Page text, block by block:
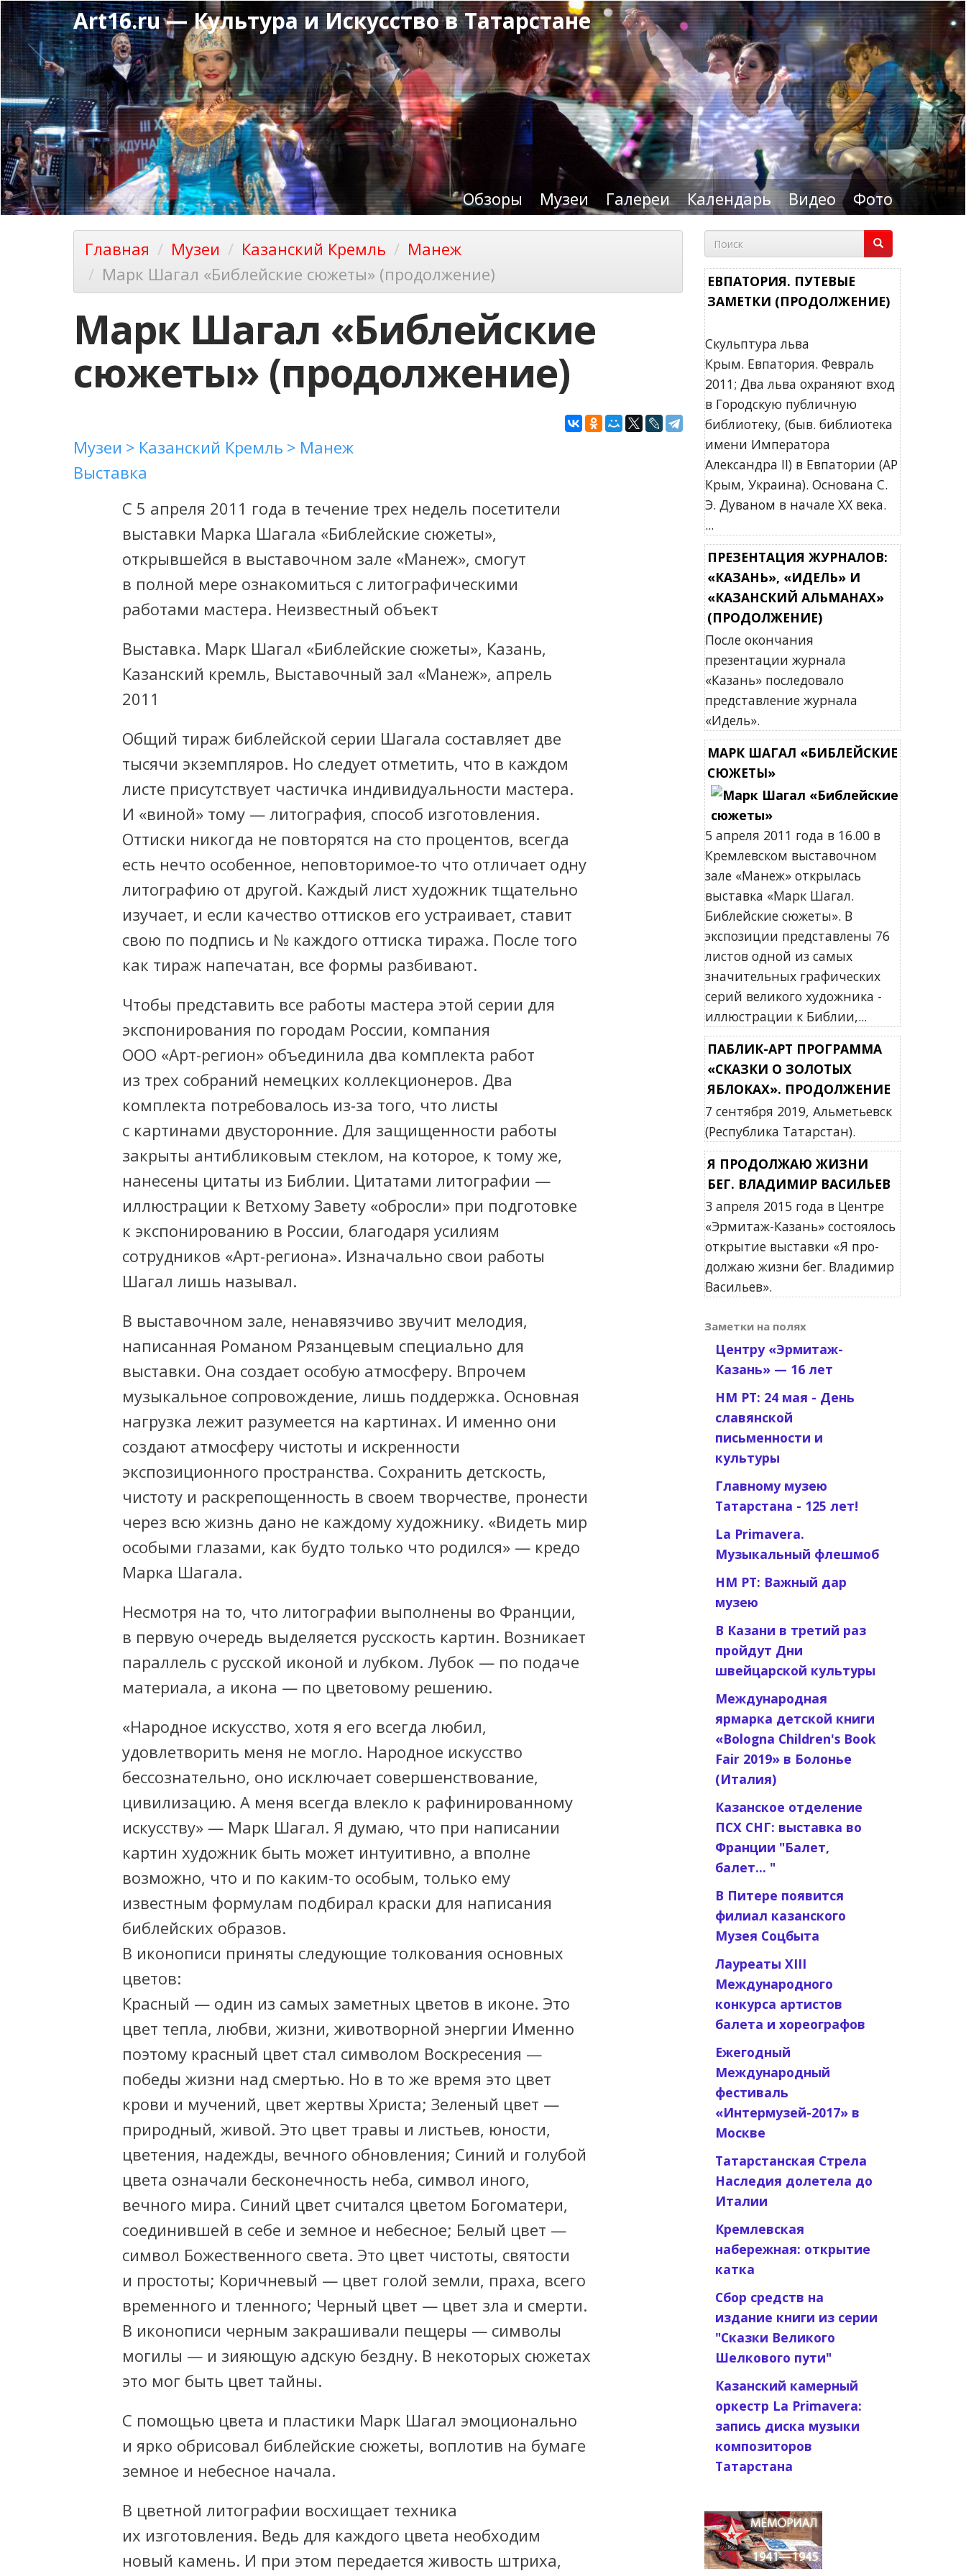
Перейти
к
основному
содержанию
Art16.ru — Культура и Искусство в Татарстане
Обзоры Музеи Галереи Календарь Видео Фото
Главная Музеи Казанский Кремль
Манеж
Марк Шагал «Библейские сюжеты» (продолжение)
Марк Шагал «Библейские
сюжеты» (продолжение)
Музеи Казанский Кремль
Манеж
Выставка
С 5 апреля 2011 года в течение трех недель посетители
выставки Марка Шагала «Библейские сюжеты»,
открывшейся в выставочном зале «Манеж», смогут
в полной мере ознакомиться с литографическими
работами мастера. Неизвестный объект
Выставка. Марк Шагал «Библейские сюжеты», Казань,
Казанский кремль, Выставочный зал «Манеж», апрель
2011
Общий тираж библейской серии Шагала составляет две
тысячи экземпляров. Но следует отметить, что в каждом
листе присутствует частичка индивидуальности мастера.
И «виной» тому — литография, способ изготовления.
Оттиски никогда не повторятся на сто процентов, всегда
есть нечто особенное, неповторимое-то что отличает одну
литографию от другой. Каждый лист художник тщательно
изучает, и если качество оттисков его устраивает, ставит
свою по подпись и № каждого оттиска тиража. После того
как тираж напечатан, все формы разбивают.
Чтобы представить все работы мастера этой серии для
экспонирования по городам России, компания
ООО «Арт-регион»объединила два комплекта работ
из трех собраний немецких коллекционеров. Два
комплекта потребовалось из-за того, что листы
с картинами двусторонние. Для защищенности работы
закрыты антибликовым стеклом, на которое, к тому же,
нанесены цитаты из Библии. Цитатами литографии —
иллюстрации к Ветхому Завету «обросли» при подготовке
к экспонированию в России, благодаря усилиям
сотрудников «Арт-региона». Изначально свои работы
Шагал лишь называл.
В выставочном зале, ненавязчиво звучит мелодия,
написанная Романом Рязанцевым специально для
выставки. Она создает особую атмосферу. Впрочем
музыкальное сопровождение, лишь поддержка. Основная
нагрузка лежит разумеется на картинах. И именно они
создают атмосферу чистоты и искренности
экспозиционного пространства. Сохранить детскость,
чистоту и раскрепощенность в своем творчестве, пронести
через всю жизнь дано не каждому художнику. «Видеть мир
особыми глазами, как будто только что родился» — кредо
Марка Шагала.
Несмотря на то, что литографии выполнены во Франции,
в первую очередь выделяется русскость картин. Возникает
параллель с русской иконой и лубком. Лубок — по подаче
материала, а икона — по цветовому решению.
«Народное искусство, хотя я его всегда любил,
удовлетворить меня не могло. Народное искусство
бессознательно, оно исключает совершенствование,
цивилизацию. А меня всегда влекло к рафинированному
искусству» — Марк Шагал. Я думаю, что при написании
картин художник быть может интуитивно, а вполне
возможно, что и по каким-то особым, только ему
известным формулам подбирал краски для написания
библейских образов.
В иконописи приняты следующие толкования основных
цветов:
Красный — один из самых заметных цветов в иконе. Это
цвет тепла, любви, жизни, животворной энергии Именно
поэтому красный цвет стал символом Воскресения —
победы жизни над смертью. Но в то же время это цвет
крови и мучений, цвет жертвы Христа; Зеленый цвет —
природный, живой. Это цвет травы и листьев, юности,
цветения, надежды, вечного обновления; Синий и голубой
цвета означали бесконечность неба, символ иного,
вечного мира. Синий цвет считался цветом Богоматери,
соединившей в себе и земное и небесное; Белый цвет —
символ Божественного света. Это цвет чистоты, святости
и простоты; Коричневый — цвет голой земли, праха, всего
временного и тленного; Черный цвет — цвет зла и смерти.
В иконописи черным закрашивали пещеры — символы
могилы — и зияющую адскую бездну. В некоторых сюжетах
это мог быть цвет тайны.
С помощью цвета и пластики Марк Шагал эмоционально
и ярко обрисовал библейские сюжеты, воплотив на бумаге
земное и небесное начала.
В цветной литографии восхищает техника
их изготовления. Ведь для каждого цвета необходим
новый камень. И при этом передается живость штриха,
Форма
поиска
Поиск
ЕВПАТОРИЯ. ПУТЕВЫЕ
ЗАМЕТКИ (ПРОДОЛЖЕНИЕ)
Скульптура льва
Крым. Евпатория. Февраль
2011; Два льва охраняют вход
в Городскую публичную
библиотеку, (быв. библиотека
имени Императора
Александра II) в Евпатории (АР
Крым, Украина). Основана С.
Э. Дуваном в начале XX века.
...
ПРЕЗЕНТАЦИЯ ЖУРНАЛОВ:
«КАЗАНЬ», «ИДЕЛЬ» И
«КАЗАНСКИЙ АЛЬМАНАХ»
(ПРОДОЛЖЕНИЕ)
После окончания
презентации журнала
«Казань» последовало
представление журнала
«Идель».
МАРК ШАГАЛ «БИБЛЕЙСКИЕ
СЮЖЕТЫ»
5 апреля 2011 года в 16.00 в
Кремлевском выставочном
зале «Манеж» открылась
выставка «Марк Шагал.
Библейские сюжеты». В
экспозиции представлены 76
листов одной из самых
значительных графических
серий великого художника -
иллюстрации к Библии,...
ПАБЛИК-АРТ ПРОГРАММА
«СКАЗКИ О ЗОЛОТЫХ
ЯБЛОКАХ». ПРОДОЛЖЕНИЕ
7 сентября 2019, Альметьевск
(Республика Татарстан).
Я ПРО­ДОЛ­ЖАЮ ЖИЗ­НИ
БЕГ. ВЛА­ДИ­МИР ВА­СИ­ЛЬЕВ
3 ап­ре­ля 2015 года в Цен­тре
«Эр­ми­таж-Ка­зань» состоялось
открытие вы­став­ки «Я про­
дол­жаю жиз­ни бег. Вла­ди­мир
Ва­си­льев».
Заметки на полях
Центру «Эрмитаж-
Казань» — 16 лет
НМ РТ: 24 мая - День
славянской
письменности и
культуры
Главному музею
Татарстана - 125 лет!
La Primavera.
Музыкальный флешмоб
НМ РТ: Важный дар
музею
В Казани в третий раз
пройдут Дни
швейцарской культуры
Международная
ярмарка детской книги
«Bologna Children's Book
Fair 2019» в Болонье
(Италия)
Казанское отделение
ПСХ СНГ: выставка во
Франции "Балет,
балет... "
В Питере появится
филиал казанского
Музея Соцбыта
Лауреаты XIII
Международного
конкурса артистов
балета и хореографов
Ежегодный
Международный
фестиваль
«Интермузей-2017» в
Москве
Татарстанская Стрела
Наследия долетела до
Италии
Кремлевская
набережная: открытие
катка
Сбор средств на
издание книги из серии
"Сказки Великого
Шелкового пути"
Казанский камерный
оркестр La Primavera:
запись диска музыки
композиторов
Татарстана